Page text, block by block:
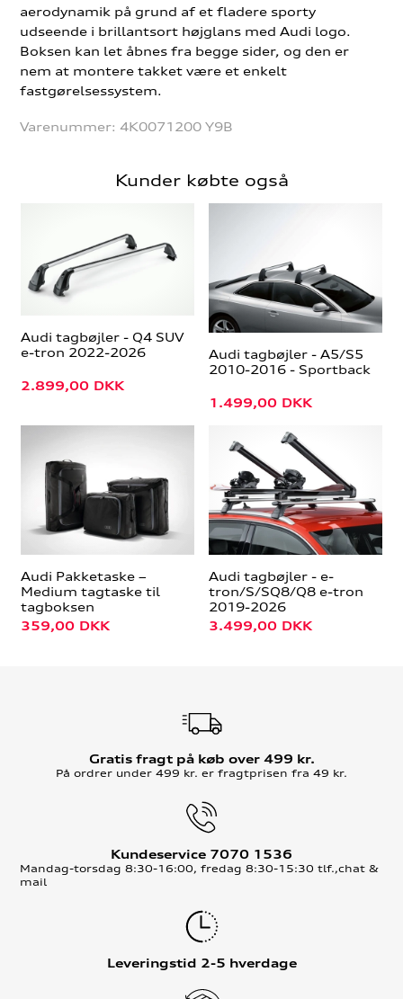
aerodynamik på grund af et fladere sporty
udseende i brillantsort højglans med Audi logo.
Boksen kan let åbnes fra begge sider, og den er
nem at montere takket være et enkelt
fastgørelsessystem.
Varenummer:4K0071200 Y9B
Kunder købte også
Audi tagbøjler - Q4 SUV
e-tron 2022-2026
2.899,00 DKK
Audi tagbøjler - A5/S5
2010-2016 - Sportback
1.499,00 DKK
Audi Pakketaske –
Medium tagtaske til
tagboksen
359,00 DKK
Audi tagbøjler - e-
tron/S/SQ8/Q8 e-tron
2019-2026
3.499,00 DKK
Gratis fragt på køb over 499 kr.
På ordrer under 499 kr. er fragtprisen fra 49 kr.
Kundeservice 7070 1536
Mandag-torsdag 8:30-16:00, fredag 8:30-15:30 tlf.,chat &
mail
Leveringstid 2-5 hverdage